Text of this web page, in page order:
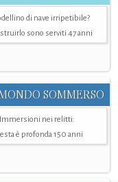
di nave irripetibile?
sono serviti 47 anni
SOMMERSO
Immersioni nei relitti:
è profonda 150 anni